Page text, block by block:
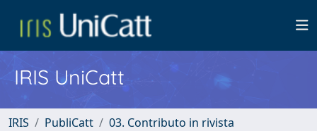
IRIS UniCatt
IRIS PubliCatt
03. Contributo in rivista